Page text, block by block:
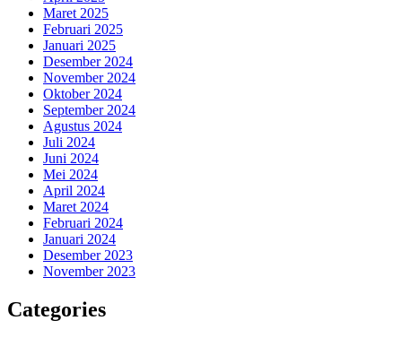
Maret 2025
Februari 2025
Januari 2025
Desember 2024
November 2024
Oktober 2024
September 2024
Agustus 2024
Juli 2024
Juni 2024
Mei 2024
April 2024
Maret 2024
Februari 2024
Januari 2024
Desember 2023
November 2023
Categories